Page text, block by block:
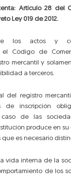
Artículo 28 del
Ley 019 de 2012.
los actos y
el Código de
mercantil y
a
del registro
de inscripción
de las
produce en su
es necesario
la vida interna de la
de los